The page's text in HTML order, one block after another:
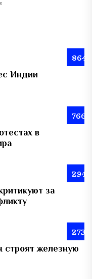
864
Индии
766
в
294
за
273
строят железную